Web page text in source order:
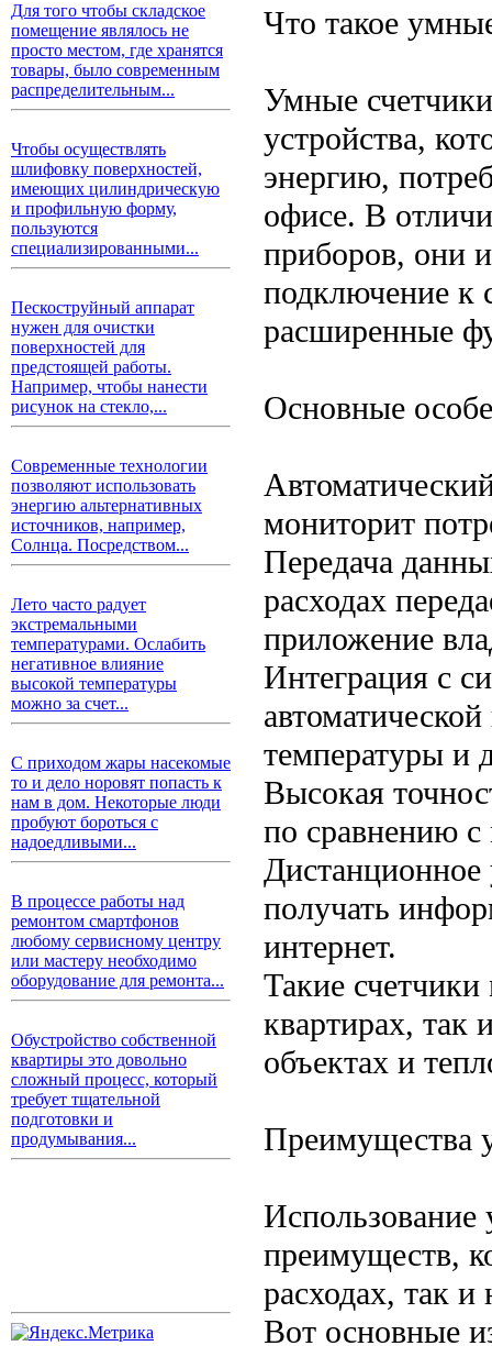
Для того чтобы складское
помещение являлось не
просто местом, где хранятся
товары, было современным
распределительным...
Чтобы осуществлять
шлифовку поверхностей,
имеющих цилиндрическую
и профильную форму,
пользуются
специализированными...
Пескоструйный аппарат
нужен для очистки
поверхностей для
предстоящей работы.
Например, чтобы нанести
рисунок на стекло,...
Современные технологии
позволяют использовать
энергию альтернативных
источников, например,
Солнца. Посредством...
Лето часто радует
экстремальными
температурами. Ослабить
негативное влияние
высокой температуры
можно за счет...
С приходом жары насекомые
то и дело норовят попасть к
нам в дом. Некоторые люди
пробуют бороться с
надоедливыми...
В процессе работы над
ремонтом смартфонов
любому сервисному центру
или мастеру необходимо
оборудование для ремонта...
Обустройство собственной
квартиры это довольно
сложный процесс, который
требует тщательной
подготовки и
продумывания...
Что такое
Умные
устройства,
энергию,
офисе. В
приборов, они
подключение к
расширенные
Основные
мониторит
Передача
расходах
приложение
Интеграция с
температуры и
Высокая
по сравнению
Дистанционное
получать
интернет.
Такие
квартирах,
объектах и
Преимущества
Использование
преимуществ,
расходах, так
Вот основные